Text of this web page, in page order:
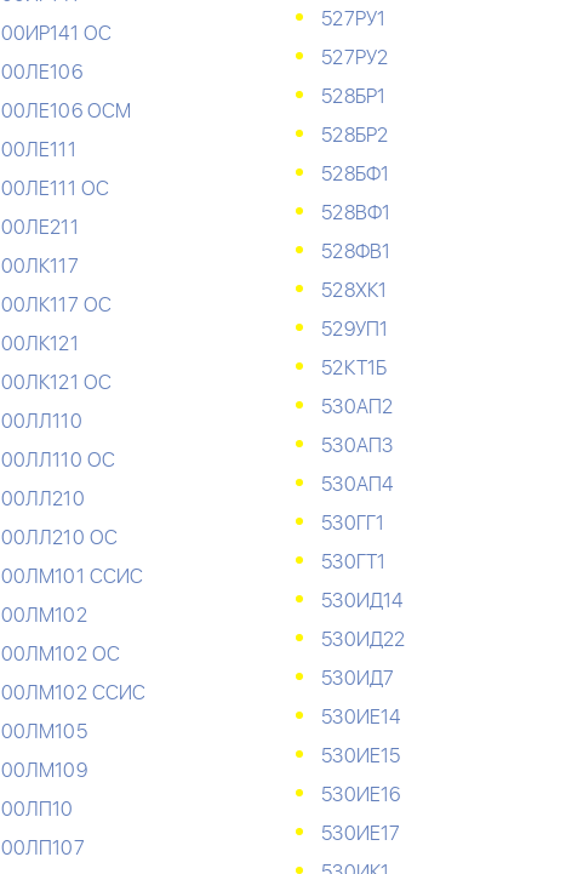
ОС
ОСМ
ОС
ОС
ОС
ОС
ОС
ССИС
ОС
ССИС
527РУ1
527РУ2
528БР1
528БР2
528БФ1
528ВФ1
528ФВ1
528ХК1
529УП1
52КТ1Б
530АП2
530АП3
530АП4
530ГГ1
530ГТ1
530ИД14
530ИД22
530ИД7
530ИЕ14
530ИЕ15
530ИЕ16
530ИЕ17